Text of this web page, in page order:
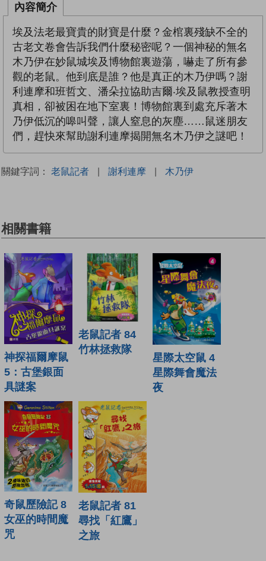
內容簡介
埃及法老最寶貴的財寶是什麼？金棺裏殘缺不全的
古老文卷會告訴我們什麼秘密呢？一個神秘的無名
木乃伊在妙鼠城埃及博物館裏遊蕩，嚇走了所有參
觀的老鼠。他到底是誰？他是真正的木乃伊嗎？謝
利連摩和班哲文、潘朵拉協助吉爾‧埃及鼠教授查明
真相，卻被困在地下室裏！博物館裏到處充斥著木
乃伊低沉的嗥叫聲，讓人窒息的灰塵……鼠迷朋友
們，趕快來幫助謝利連摩揭開無名木乃伊之謎吧！
關鍵字詞： 老鼠記者 | 謝利連摩 | 木乃伊
相關書籍
神探福爾摩鼠
5：古堡銀面
具謎案
老鼠記者 84
竹林拯救隊
星際太空鼠 4
星際舞會魔法
夜
奇鼠歷險記 8
女巫的時間魔
咒
老鼠記者 81
尋找「紅鷹」
之旅